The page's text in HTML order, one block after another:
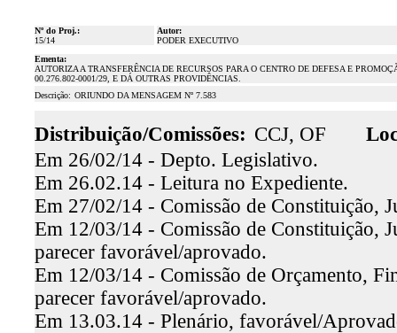
Nº do Proj.:
15/14
Autor:
PODER EXECUTIVO
Ementa:
AUTORIZA A TRANSFERÊNCIA DE RECURSOS PARA O CENTRO DE DEFESA E
00.276.802-0001/29, E DÁ OUTRAS PROVIDÊNCIAS.
Descrição: ORIUNDO DA MENSAGEM Nº 7.583
Distribuição/Comissões: CCJ, OF
Em 26/02/14 - Depto. Legislativo.
Em 26.02.14 - Leitura no Expediente.
Em 27/02/14 - Comissão de Constituição,
Em 12/03/14 - Comissão de Constituição,
parecer favorável/aprovado.
Em 12/03/14 - Comissão de Orçamento,
parecer favorável/aprovado.
Em 13.03.14 - Plenário, favorável/